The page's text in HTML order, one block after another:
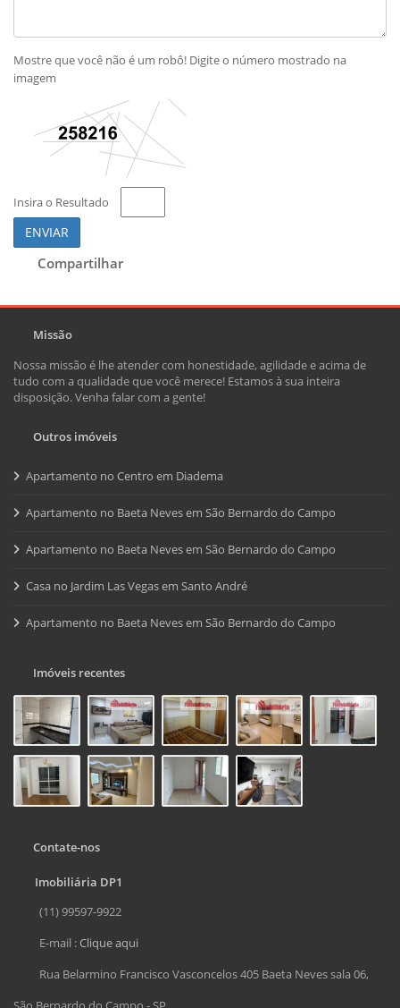
Mostre que você não é um robô! Digite o número mostrado na
imagem
Insira o Resultado
ENVIAR
Compartilhar
Missão
Nossa missão é lhe atender com honestidade, agilidade e acima de
tudo com a qualidade que você merece! Estamos à sua inteira
disposição. Venha falar com a gente!
Outros imóveis
Apartamento no Centro em Diadema
Apartamento no Baeta Neves em São Bernardo do Campo
Apartamento no Baeta Neves em São Bernardo do Campo
Casa no Jardim Las Vegas em Santo André
Apartamento no Baeta Neves em São Bernardo do Campo
Imóveis recentes
Contate-nos
Imobiliária DP1
(11) 99597-9922
E-mail :Clique aqui
Rua Belarmino Francisco Vasconcelos 405 Baeta Neves sala 06,